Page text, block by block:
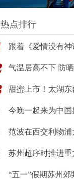
热点排行
跟着《爱情没有
气温居高不下 防
甜蜜上市！太湖
今晚一起来为中国
范波在西交利物浦
苏州超序时推进重
“五一”假期苏州